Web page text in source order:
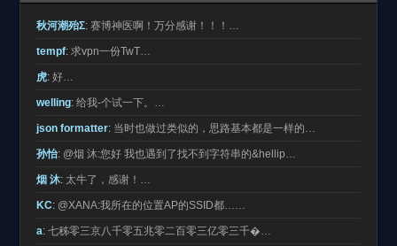
秋河潮殆Σ: 赛博神医啊！万分感谢！！！…
tempf: 求vpn一份TwT…
虎: 好…
welling: 给我-个试一下。…
json formatter: 当时也做过类似的，思路基本都是一样的…
孙怡: @烟 沐:您好 我也遇到了找不到字符串的&hellip…
烟 沐: 太牛了，感谢！…
KC: @XANA:我所在的位置AP的SSID都……
a: 七秭零三京八千零五兆零二百零三亿零三千�…